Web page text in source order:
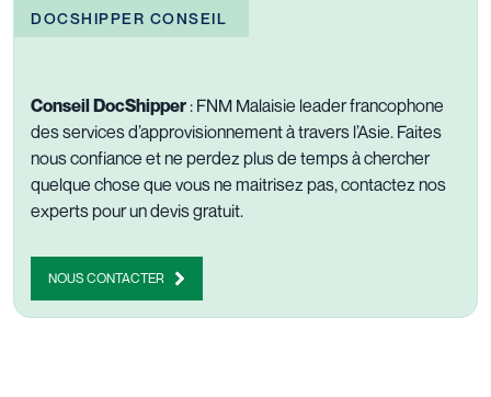
DOCSHIPPER CONSEIL
Conseil DocShipper : FNM Malaisie leader francophone
desservices d’approvisionnementà travers l’Asie. Faites
nous confiance et ne perdez plus de temps à chercher
quelque chose que vous ne maitrisez pas,contactez nos
expertspour un devis gratuit.
NOUS CONTACTER